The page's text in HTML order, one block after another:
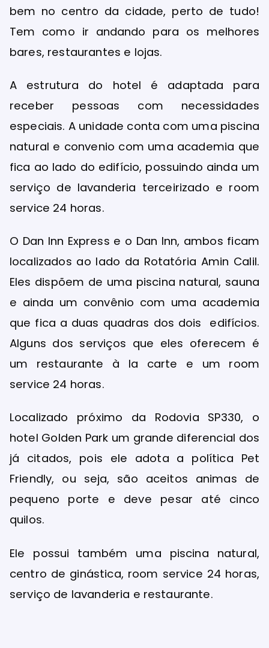
bem no centro da cidade, perto de tudo!
Tem como ir andando para os melhores
bares, restaurantes e lojas.
A estrutura do hotel é adaptada para
receber pessoas com necessidades
especiais. A unidade conta com uma piscina
natural e convenio com uma academia que
fica ao lado do edifício, possuindo ainda um
serviço de lavanderia terceirizado e room
service 24 horas.
O Dan Inn Express e o Dan Inn, ambos ficam
localizados ao lado da Rotatória Amin Calil.
Eles dispõem de uma piscina natural, sauna
e ainda um convênio com uma academia
que fica a duas quadras dos dois edifícios.
Alguns dos serviços que eles oferecem é
um restaurante à la carte e um room
service 24 horas.
Localizado próximo da Rodovia SP330, o
hotel Golden Park um grande diferencial dos
já citados, pois ele adota a política Pet
Friendly, ou seja, são aceitos animas de
pequeno porte e deve pesar até cinco
quilos.
Ele possui também uma piscina natural,
centro de ginástica, room service 24 horas,
serviço de lavanderia e restaurante.